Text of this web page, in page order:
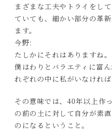
まざまな工夫やトライをし
ていても、細かい部分の革
ます。
今野:
たしかにそれはありますね。
僕はわりとバラエティに富
れぞれの中に私がいなければ
その意味では、40年以上作
の前の土に対して自分が素
のになるということ。